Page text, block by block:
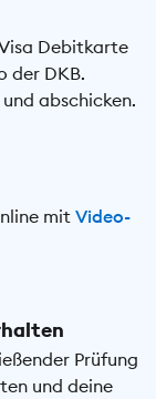
Debitkarte
der DKB.
abschicken.
mit Video-
Prüfung
und deine